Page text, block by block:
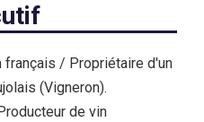
français / Propriétaire d'un
(Vigneron).
Producteur de vin